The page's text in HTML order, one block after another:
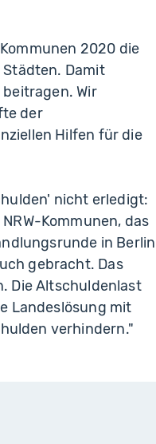
2020 die
Damit
Wir
der
Hilfen für die
nicht erledigt:
Kommunen, das
in Berlin
gebracht. Das
Die Altschuldenlast
Landeslösung mit
verhindern."